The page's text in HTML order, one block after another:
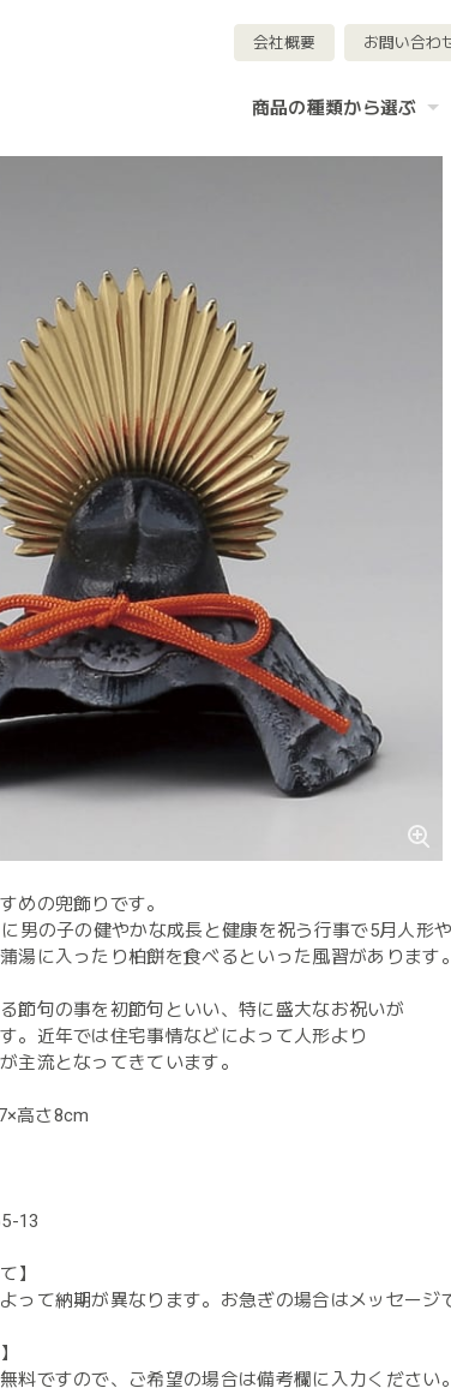
会社概要 お問い合わ
商品の種類から選ぶ
めの兜飾りです。
男の子の健やかな成長と健康を祝う行事で5月人形や
湯に入ったり柏餅を食べるといった風習があります。
節句の事を初節句といい、特に盛大なお祝いが
。近年では住宅事情などによって人形より
主流となってきています。
高さ8cm
13
】
って納期が異なります。お急ぎの場合はメッセージ
料ですので、ご希望の場合は備考欄に入力ください。